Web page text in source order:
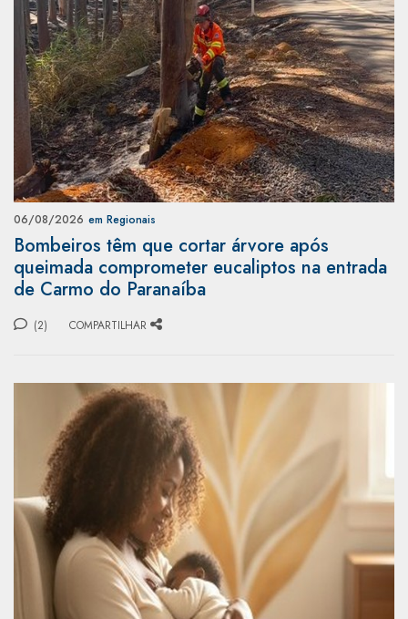
06/08/2026 em Regionais
Bombeiros têm que cortar árvore após
queimada comprometer eucaliptos na entrada
de Carmo do Paranaíba
(2) COMPARTILHAR